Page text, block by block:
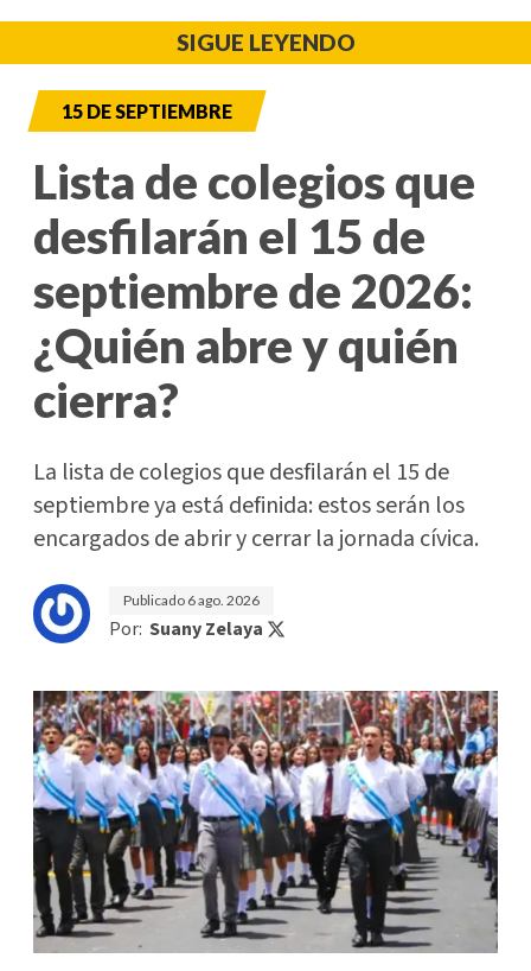
SIGUE LEYENDO
15 DE SEPTIEMBRE
Lista de colegios que
desfilarán el 15 de
septiembre de 2026:
¿Quién abre y quién
cierra?
La lista de colegios que desfilarán el 15 de
septiembre ya está definida: estos serán los
encargados de abrir y cerrar la jornada cívica.
Publicado 6 ago. 2026
Por: Suany Zelaya